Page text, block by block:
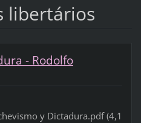
libertários
- Rodolfo
y Dictadura.pdf (4,1